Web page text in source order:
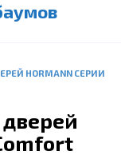
HORMANN СЕРИИ